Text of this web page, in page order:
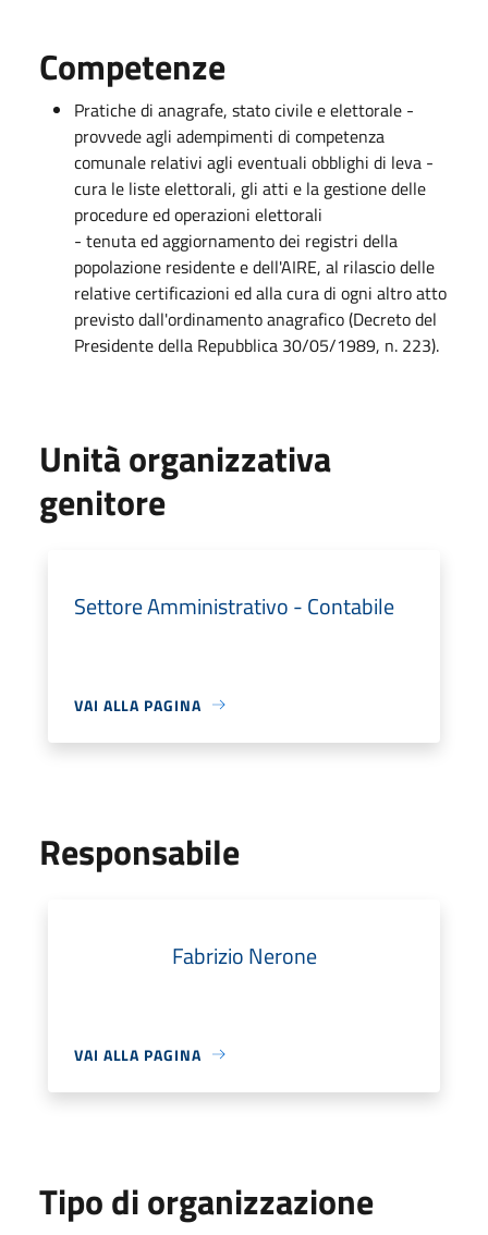
Competenze
Pratiche di anagrafe, stato civile e elettorale -
provvede agli adempimenti di competenza
comunale relativi agli eventuali obblighi di leva -
cura le liste elettorali, gli atti e la gestione delle
procedure ed operazioni elettorali
- tenuta ed aggiornamento dei registri della
popolazione residente e dell'AIRE, al rilascio delle
relative certificazioni ed alla cura di ogni altro atto
previsto dall'ordinamento anagrafico (Decreto del
Presidente della Repubblica 30/05/1989, n. 223).
Unità organizzativa
genitore
Settore Amministrativo - Contabile
VAI ALLA PAGINA
Responsabile
Fabrizio Nerone
VAI ALLA PAGINA
Tipo di organizzazione